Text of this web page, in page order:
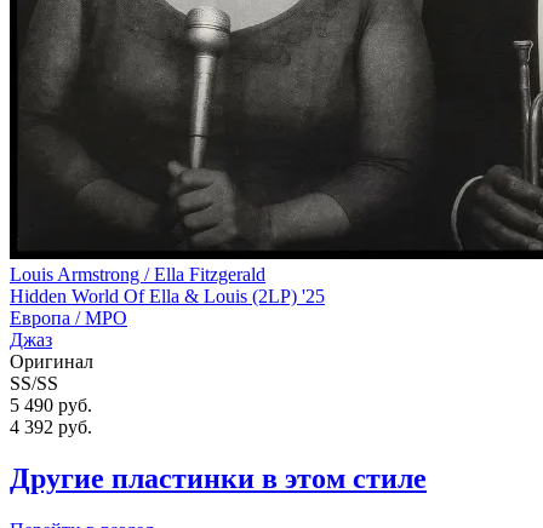
Louis Armstrong / Ella Fitzgerald
Hidden World Of Ella & Louis (2LP) '25
Европа /MPO
Джаз
Оригинал
SS/SS
5 490 руб.
4 392 руб.
Другие пластинки в этом стиле